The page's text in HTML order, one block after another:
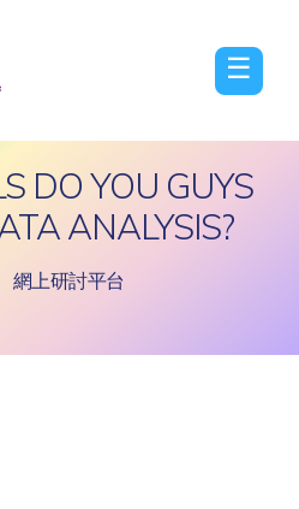
☰
DO YOU GUYS
ANALYSIS?
網上研討平台